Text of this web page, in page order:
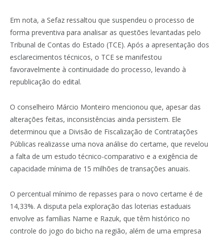
Em nota, a Sefaz ressaltou que suspendeu o processo de
forma preventiva para analisar as questões levantadas pelo
Tribunal de Contas do Estado (TCE). Após a apresentação dos
esclarecimentos técnicos, o TCE se manifestou
favoravelmente à continuidade do processo, levando à
republicação do edital.
O conselheiro Márcio Monteiro mencionou que, apesar das
alterações feitas, inconsistências ainda persistem. Ele
determinou que a Divisão de Fiscalização de Contratações
Públicas realizasse uma nova análise do certame, que revelou
a falta de um estudo técnico-comparativo e a exigência de
capacidade mínima de 15 milhões de transações anuais.
O percentual mínimo de repasses para o novo certame é de
14,33%. A disputa pela exploração das loterias estaduais
envolve as famílias Name e Razuk, que têm histórico no
controle do jogo do bicho na região, além de uma empresa